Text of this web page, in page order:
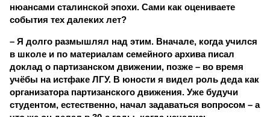
нюансами сталинской эпохи. Сами как оцениваете
события тех далеких лет?
– Я долго размышлял над этим. Вначале, когда учился
в школе и по материалам семейного архива писал
доклад о партизанском движении, позже – во время
учёбы на истфаке ЛГУ. В юности я видел роль деда как
организатора партизанского движения. Уже будучи
студентом, естественно, начал задаваться вопросом – а